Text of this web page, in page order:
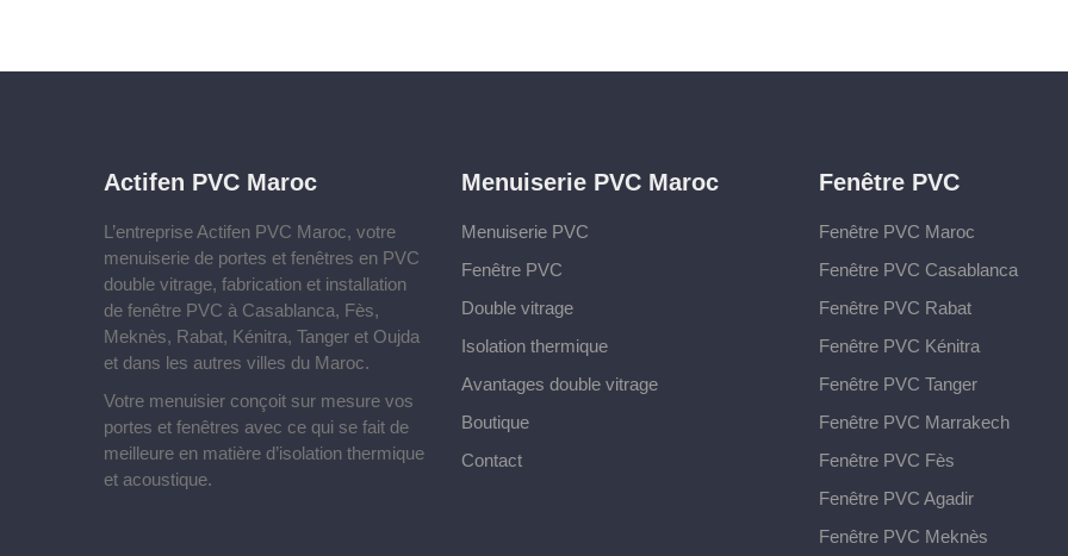
Actifen PVC Maroc
L’entreprise Actifen PVC Maroc, votre
menuiserie de portes et fenêtres en PVC
double vitrage, fabrication et installation
de fenêtre PVC à Casablanca, Fès,
Meknès, Rabat, Kénitra, Tanger et Oujda
et dans les autres villes du Maroc.
Votre menuisier conçoit sur mesure vos
portes et fenêtres avec ce qui se fait de
meilleure en matière d’isolation thermique
et acoustique.
Menuiserie PVC Maroc
Menuiserie PVC
Fenêtre PVC
Double vitrage
Isolation thermique
Avantages double vitrage
Boutique
Contact
Fenêtre PVC
Fenêtre PVC Maroc
Fenêtre PVC Casablanca
Fenêtre PVC Rabat
Fenêtre PVC Kénitra
Fenêtre PVC Tanger
Fenêtre PVC Marrakech
Fenêtre PVC Fès
Fenêtre PVC Agadir
Fenêtre PVC Meknès